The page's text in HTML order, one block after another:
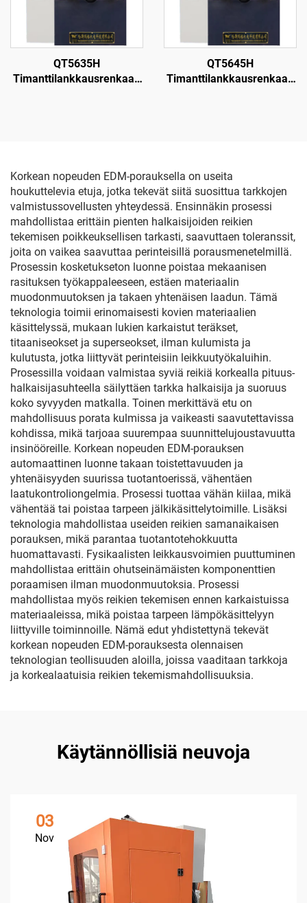
QT5635H
Timanttilankkausrenkaan
QT5645H
Timanttilankkausrenkaan
Korkean nopeuden EDM-porauksella on useita
houkuttelevia etuja, jotka tekevät siitä suosittua tarkkojen
valmistussovellusten yhteydessä. Ensinnäkin prosessi
mahdollistaa erittäin pienten halkaisijoiden reikien
tekemisen poikkeuksellisen tarkasti, saavuttaen toleranssit,
joita on vaikea saavuttaa perinteisillä porausmenetelmillä.
Prosessin kosketukseton luonne poistaa mekaanisen
rasituksen työkappaleeseen, estäen materiaalin
muodonmuutoksen ja takaen yhtenäisen laadun. Tämä
teknologia toimii erinomaisesti kovien materiaalien
käsittelyssä, mukaan lukien karkaistut teräkset,
titaaniseokset ja superseokset, ilman kulumista ja
kulutusta, jotka liittyvät perinteisiin leikkuutyökaluihin.
Prosessilla voidaan valmistaa syviä reikiä korkealla pituus-
halkaisijasuhteella säilyttäen tarkka halkaisija ja suoruus
koko syvyyden matkalla. Toinen merkittävä etu on
mahdollisuus porata kulmissa ja vaikeasti saavutettavissa
kohdissa, mikä tarjoaa suurempaa suunnittelujoustavuutta
insinööreille. Korkean nopeuden EDM-porauksen
automaattinen luonne takaan toistettavuuden ja
yhtenäisyyden suurissa tuotantoerissä, vähentäen
laatukontroliongelmia. Prosessi tuottaa vähän kiilaa, mikä
vähentää tai poistaa tarpeen jälkikäsittelytoimille. Lisäksi
teknologia mahdollistaa useiden reikien samanaikaisen
porauksen, mikä parantaa tuotantotehokkuutta
huomattavasti. Fysikaalisten leikkausvoimien puuttuminen
mahdollistaa erittäin ohutseinämäisten komponenttien
poraamisen ilman muodonmuutoksia. Prosessi
mahdollistaa myös reikien tekemisen ennen karkaistuissa
materiaaleissa, mikä poistaa tarpeen lämpökäsittelyyn
liittyville toiminnoille. Nämä edut yhdistettynä tekevät
korkean nopeuden EDM-porauksesta olennaisen
teknologian teollisuuden aloilla, joissa vaaditaan tarkkoja
ja korkealaatuisia reikien tekemismahdollisuuksia.
Käytännöllisiä neuvoja
03
Nov